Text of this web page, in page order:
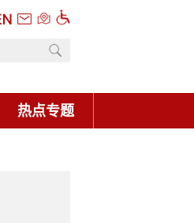
热点专题